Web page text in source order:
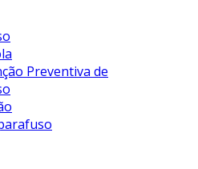
Preventiva de